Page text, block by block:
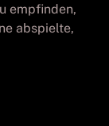
empfinden,
abspielte,